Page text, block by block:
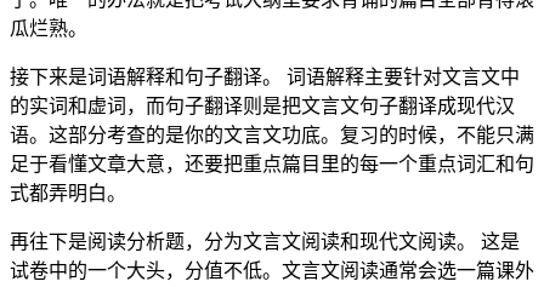
瓜烂熟。
接下来是词语解释和句子翻译。 词语解释主要针对文言文中
的实词和虚词，而句子翻译则是把文言文句子翻译成现代汉
语。这部分考查的是你的文言文功底。复习的时候，不能只满
足于看懂文章大意，还要把重点篇目里的每一个重点词汇和句
式都弄明白。
再往下是阅读分析题，分为文言文阅读和现代文阅读。 这是
试卷中的一个大头，分值不低。文言文阅读通常会选一篇课外